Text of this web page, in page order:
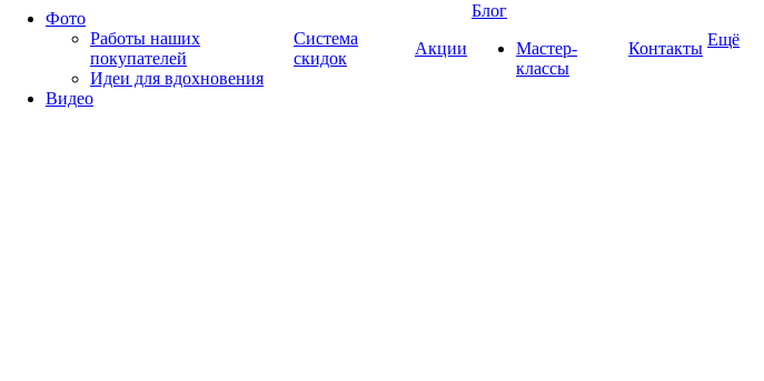
Фото
Работы наших
покупателей
Идеи для вдохновения
Видео
Система
скидок
Акции
Блог
Мастер-
классы
Контакты Ещё